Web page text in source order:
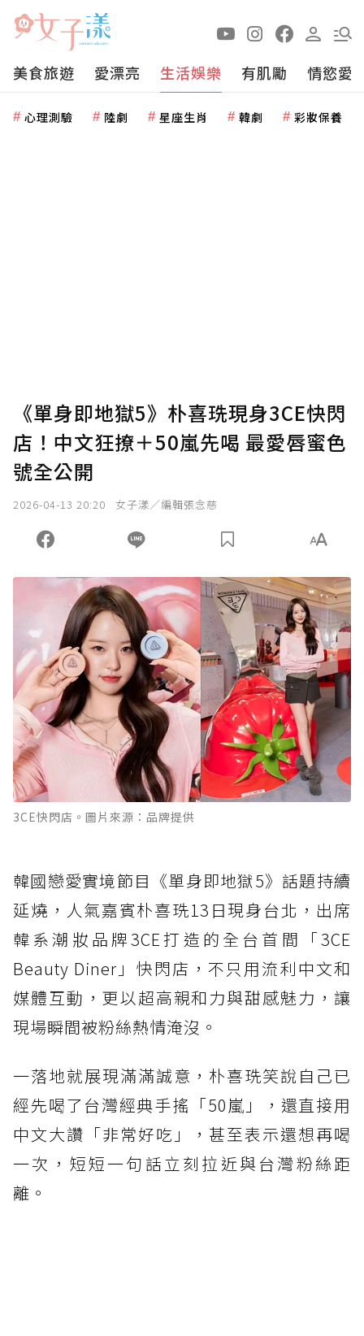
美食旅遊 愛漂亮 生活娛樂 有肌勵 情慾愛
心理測驗 陸劇 星座生肖 韓劇 彩妝保養
《單身即地獄5》朴喜珗現身3CE快閃
店！中文狂撩＋50嵐先喝 最愛唇蜜色
號全公開
2026-04-13 20:20 女子漾／編輯張念慈
3CE快閃店。圖片來源：品牌提供
韓國戀愛實境節目《單身即地獄5》話題持續
延燒，人氣嘉賓朴喜珗13日現身台北，出席
韓系潮妝品牌3CE打造的全台首間「3CE
Beauty Diner」快閃店，不只用流利中文和
媒體互動，更以超高親和力與甜感魅力，讓
現場瞬間被粉絲熱情淹沒。
一落地就展現滿滿誠意，朴喜珗笑說自己已
經先喝了台灣經典手搖「50嵐」，還直接用
中文大讚「非常好吃」，甚至表示還想再喝
一次，短短一句話立刻拉近與台灣粉絲距
離。